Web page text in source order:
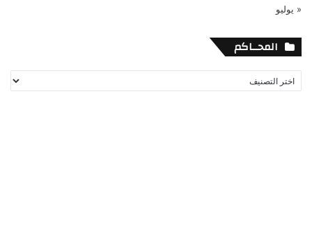
« يوليو
المحــاكم
المحــاكم